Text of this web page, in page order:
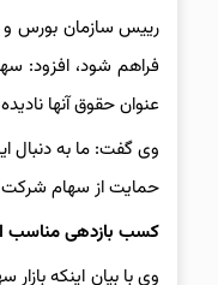
رییس سازمان بورس و
فراهم شود، افزود:
عنوان حقوق آنها
وی گفت: ما به دنبال
حمایت از سهام شرکت
کسب بازدهی مناسب
وی با بیان اینکه